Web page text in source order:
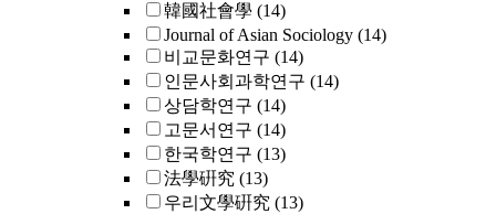
韓國社會學 (14)
Journal of Asian Sociology (14)
비교문화연구 (14)
인문사회과학연구 (14)
상담학연구 (14)
고문서연구 (14)
한국학연구 (13)
法學硏究 (13)
우리文學硏究 (13)